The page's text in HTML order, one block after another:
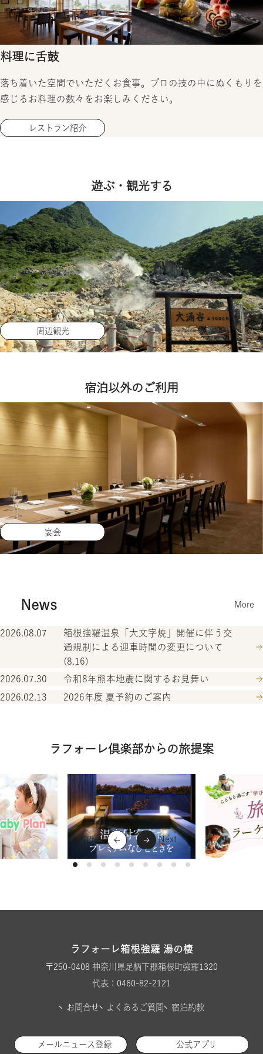
料理に舌鼓
落ち着いた空間でいただくお食事。プロの技の中にぬくもりを
感じるお料理の数々をお楽しみください。
レストラン紹介
遊ぶ・観光する
周辺観光
宿泊以外のご利用
宴会
News More
2026.08.07
箱根強羅温泉「大文字焼」開催に伴う交
通規制による迎車時間の変更について
(8.16)
2026.07.30
令和8年熊本地震に関するお見舞い
2026.02.13
2026年度 夏予約のご案内
ラフォーレ倶楽部からの旅提案
ラフォーレ箱根強羅 湯の棲
〒250-0408 神奈川県足柄下郡箱根町強羅1320
代表：0460-82-2121
お問合せ よくあるご質問 宿泊約款
メールニュース登録 公式アプリ